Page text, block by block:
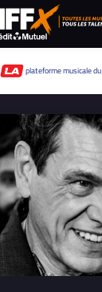
plateforme musicale du